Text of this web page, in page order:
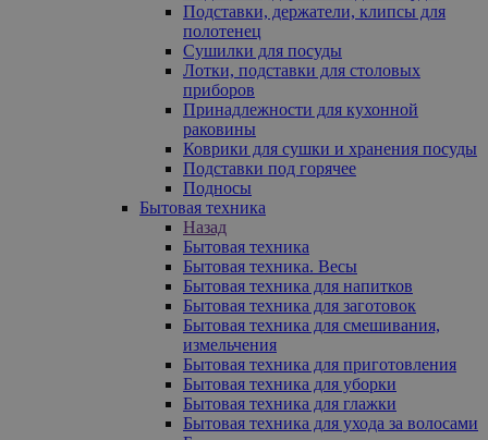
Подставки, держатели, клипсы для
полотенец
Сушилки для посуды
Лотки, подставки для столовых
приборов
Принадлежности для кухонной
раковины
Коврики для сушки и хранения посуды
Подставки под горячее
Подносы
Бытовая техника
Назад
Бытовая техника
Бытовая техника. Весы
Бытовая техника для напитков
Бытовая техника для заготовок
Бытовая техника для смешивания,
измельчения
Бытовая техника для приготовления
Бытовая техника для уборки
Бытовая техника для глажки
Бытовая техника для ухода за волосами